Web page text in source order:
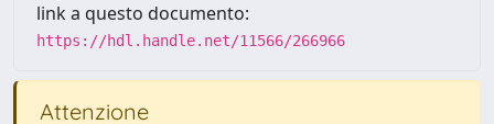
link a questo documento:
https://hdl.handle.net/11566/266966
Attenzione